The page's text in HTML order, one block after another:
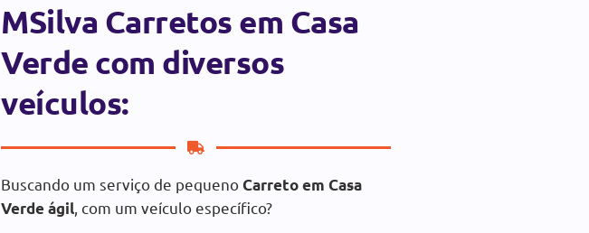
MSilva Carretos em Casa
Verde com diversos
veículos:
Buscando um serviço de pequenoCarreto em Casa
Verde ágil , com um veículo específico?